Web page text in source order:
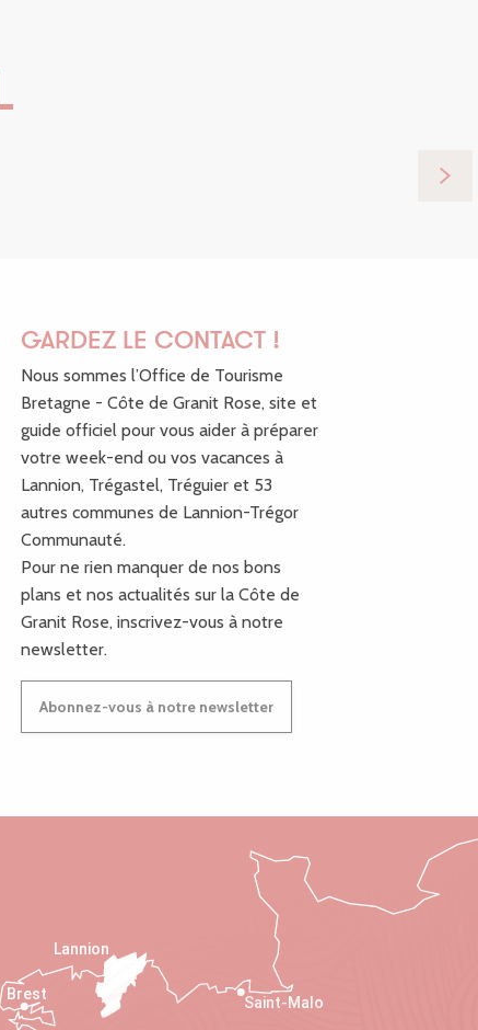
GARDEZ LE CONTACT !
Nous sommes l’Office de Tourisme
Bretagne - Côte de Granit Rose, site et
guide officiel pour vous aider à préparer
votre week-end ou vos vacances à
Lannion, Trégastel, Tréguier et 53
autres communes de Lannion-Trégor
Communauté.
Pour ne rien manquer de nos bons
plans et nos actualités sur la Côte de
Granit Rose, inscrivez-vous à notre
newsletter.
Abonnez-vous à notre newsletter
Saint-Malo
Lannion
Brest